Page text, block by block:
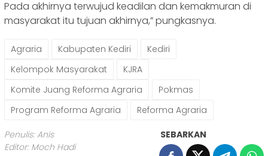
Pada akhirnya terwujud keadilan dan kemakmuran di
masyarakat itu tujuan akhirnya,” pungkasnya.
Agraria Kabupaten Kediri
Kediri
Kelompok Masyarakat
KJRA
Komite Juang Reforma Agraria
Pokmas
Program Reforma Agraria
Reforma Agraria
Penulis: Anis
Editor: Moch Hadi
SEBARKAN